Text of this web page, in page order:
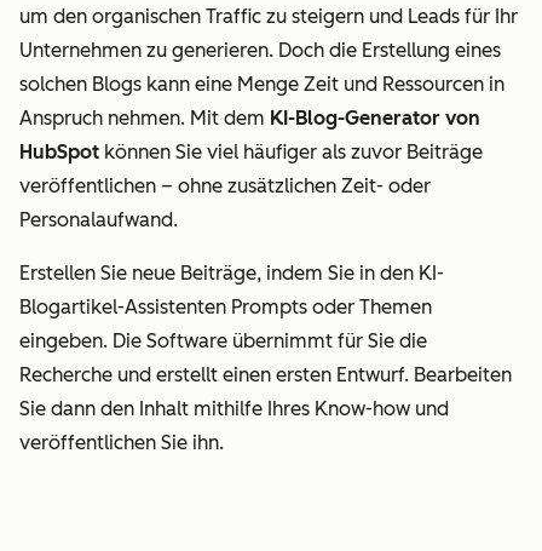
um den organischen Traffic zu steigern und Leads für Ihr
Unternehmen zu generieren. Doch die Erstellung eines
solchen Blogs kann eine Menge Zeit und Ressourcen in
Anspruch nehmen. Mit dem KI-Blog-Generator von
HubSpot können Sie viel häufiger als zuvor Beiträge
veröffentlichen – ohne zusätzlichen Zeit- oder
Personalaufwand.
Erstellen Sie neue Beiträge, indem Sie in den KI-
Blogartikel-Assistenten Prompts oder Themen
eingeben. Die Software übernimmt für Sie die
Recherche und erstellt einen ersten Entwurf. Bearbeiten
Sie dann den Inhalt mithilfe Ihres Know-how und
veröffentlichen Sie ihn.